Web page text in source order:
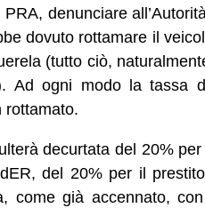
denunciare
dovuto rottamare il
(tutto ciò,
Ad ogni modo la
rottamato.
decurtata del 20%
del 20% per il
come già accennato,